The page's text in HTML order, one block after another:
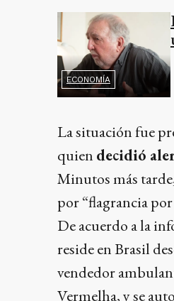
ECONOMÍA
La situación fue
quien decidió
Minutos más
por “flagrancia
De acuerdo a la
reside en Brasil
vendedor
Vermelha, y se